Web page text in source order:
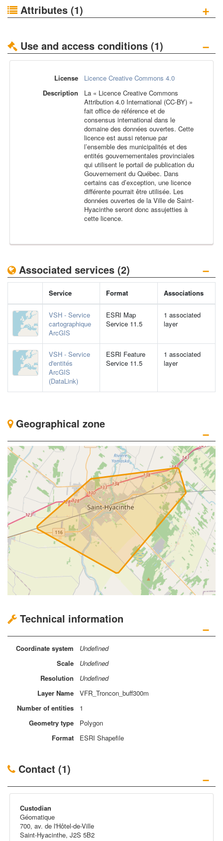
Attributes (1) +
Use and access conditions (1) −
License
Licence Creative Commons 4.0
Description
La « Licence Creative Commons
Attribution 4.0 International (CC-BY) »
fait office de référence et de
consensus international dans le
domaine des données ouvertes. Cette
licence est aussi retenue par
l’ensemble des municipalités et des
entités gouvernementales provinciales
qui utilisent le portail de publication du
Gouvernement du Québec. Dans
certains cas d’exception, une licence
différente pourrait être utilisée. Les
données ouvertes de la Ville de Saint-
Hyacinthe seront donc assujetties à
cette licence.
Associated services (2) −
Service Format Associations
VSH - Service
cartographique
ArcGIS
ESRI Map
Service 11.5
1 associated
layer
VSH - Service
d'entités
ArcGIS
(DataLink)
ESRI Feature
Service 11.5
1 associated
layer
Geographical zone
−
Technical information
−
Coordinatesystem
Undefined
Scale
Undefined
Resolution
Undefined
LayerName
VFR_Troncon_buff300m
Number ofentities
1
Geometrytype
Polygon
Format
ESRI Shapefile
Contact (1)
−
Custodian
Géomatique
700, av. de l'Hôtel-de-Ville
Saint-Hyacinthe, J2S 5B2